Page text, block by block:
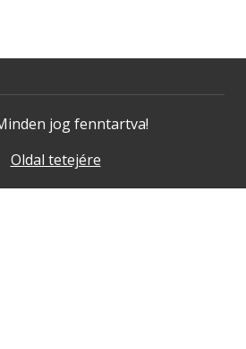
jog fenntartva!
Oldal tetejére